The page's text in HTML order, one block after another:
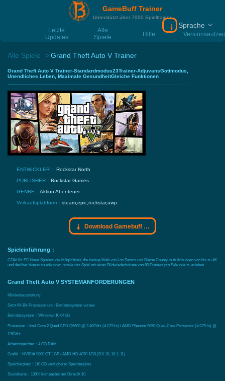
GameBuff Trainer
Unterstützt über 7000 Spieltrainer
Letzte
Updates
Alle
Spiele
Hilfe
Download
Sprache
Alle Spiele Grand Theft Auto V Trainer
Grand Theft Auto V Trainer-Standardmodus23Trainer-AdjuvansGottmodus,
Unendliches Leben, Maximale GesundheitGleiche Funktionen
ENTWICKLER： Rockstar North
PUBLISHER： Rockstar Games
GENRE： Aktion Abenteuer
Verkaufsplattform： steam,epic,rockstar,uwp
Download Gamebuff Trainer
Spieleinführung：
GTAV für PC bietet Spielern die Möglichkeit, die riesige Welt von Los Santos und Blaine County in Auflösungen von bis zu 4K
und darüber hinaus zu erkunden, sowie das Spiel mit einer Bildwiederholrate von 60 Frames pro Sekunde zu erleben.
Grand Theft Auto V SYSTEMANFORDERUNGEN
Mindestausstattung:
Setzt 64-Bit-Prozessor und -Betriebssystem voraus
Betriebssystem：Windows 10 64 Bit
Prozessor：Intel Core 2 Quad CPU Q6600 @ 2.40GHz (4 CPUs) / AMD Phenom 9850 Quad-Core Prozessor (4 CPUs) @
2.5GHz
Arbeitsspeicher：4 GB RAM
Grafik：NVIDIA 9800 GT 1GB / AMD HD 4870 1GB (DX 10, 10.1, 11)
Speicherplatz：110 GB verfügbarer Speicherplatz
Soundkarte：100% kompatibel mit DirectX 10